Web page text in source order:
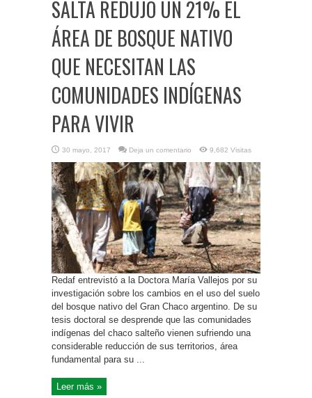
SALTA REDUJO UN 21% EL
ÁREA DE BOSQUE NATIVO
QUE NECESITAN LAS
COMUNIDADES INDÍGENAS
PARA VIVIR
30 mayo, 2017 Deja un comentario 9,682 Visitas
Redaf entrevistó a la Doctora María Vallejos por su
investigación sobre los cambios en el uso del suelo
del bosque nativo del Gran Chaco argentino. De su
tesis doctoral se desprende que las comunidades
indígenas del chaco salteño vienen sufriendo una
considerable reducción de sus territorios, área
fundamental para su ...
Leer más »